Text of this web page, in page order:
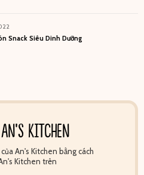
Snack Siêu Dinh Dưỡng
KITCHEN
An's Kitchen bằng cách
Kitchen trên